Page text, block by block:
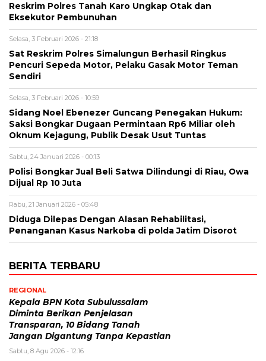
Reskrim Polres Tanah Karo Ungkap Otak dan
Eksekutor Pembunuhan
Selasa, 3 Februari 2026 - 21:18
Sat Reskrim Polres Simalungun Berhasil Ringkus
Pencuri Sepeda Motor, Pelaku Gasak Motor Teman
Sendiri
Selasa, 3 Februari 2026 - 10:59
Sidang Noel Ebenezer Guncang Penegakan Hukum:
Saksi Bongkar Dugaan Permintaan Rp6 Miliar oleh
Oknum Kejagung, Publik Desak Usut Tuntas
Sabtu, 24 Januari 2026 - 00:13
Polisi Bongkar Jual Beli Satwa Dilindungi di Riau, Owa
Dijual Rp 10 Juta
Rabu, 21 Januari 2026 - 05:48
Diduga Dilepas Dengan Alasan Rehabilitasi,
Penanganan Kasus Narkoba di polda Jatim Disorot
BERITA TERBARU
REGIONAL
Kepala BPN Kota Subulussalam
Diminta Berikan Penjelasan
Transparan, 10 Bidang Tanah
Jangan Digantung Tanpa Kepastian
Sabtu, 8 Agu 2026 - 12:16